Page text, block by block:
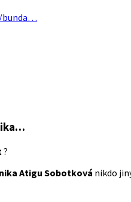
bunda…
?
Atigu Sobotková nikdo